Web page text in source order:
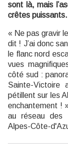
sont là, mais
crêtes
« Ne pas gravir
dit ! J’ai donc
le flanc nord
vues
côté sud :
Sainte-Victoire
pétillent sur les
enchantement !
au réseau des
Alpes-Côte-